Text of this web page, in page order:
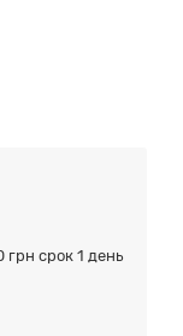
грн срок 1 день